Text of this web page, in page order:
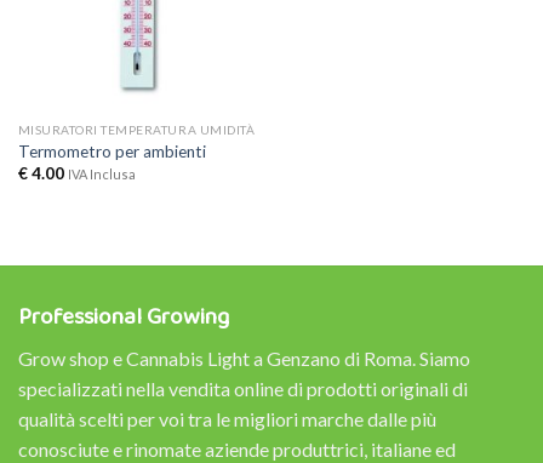
MISURATORI TEMPERATURA UMIDITÀ
Termometro per ambienti
€4.00 IVA Inclusa
Professional Growing
Grow shop e Cannabis Light a Genzano di Roma. Siamo
specializzati nella vendita online di prodotti originali di
qualità scelti per voi tra le migliori marche dalle più
conosciute e rinomate aziende produttrici, italiane ed